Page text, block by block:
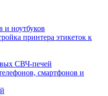
и ноутбуков
принтера этикеток к
СВЧ-печей
смартфонов и